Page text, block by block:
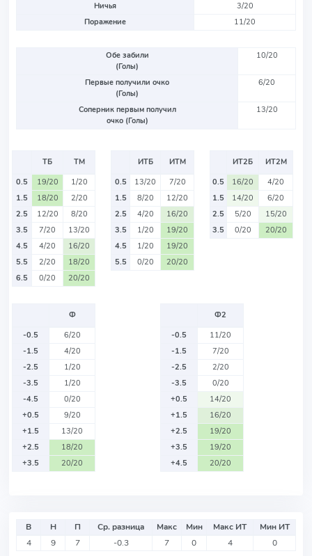
Ничья
3/20
Поражение
11/20
Обе забили
(Голы)
10/20
Первые получили очко
(Голы)
6/20
Соперник первым получил
очко (Голы)
13/20
ТБ
ТМ
0.5
19/20
1/20
1.5
18/20
2/20
2.5
12/20
8/20
3.5
7/20
13/20
4.5
4/20
16/20
5.5
2/20
18/20
6.5
0/20 20/20
ИТБ
ИТМ
0.5
13/20
7/20
1.5
8/20
12/20
2.5
4/20
16/20
3.5
1/20
19/20
4.5
1/20
19/20
5.5
0/20 20/20
ИТ2Б
ИТ2М
0.5
16/20
4/20
1.5
14/20
6/20
2.5
5/20
15/20
3.5
0/20 20/20
Ф
-0.5
6/20
-1.5
4/20
-2.5
1/20
-3.5
1/20
-4.5
0/20
+0.5
9/20
+1.5
13/20
+2.5
18/20
+3.5
20/20
Ф2
-0.5
11/20
-1.5
7/20
-2.5
2/20
-3.5
0/20
+0.5
14/20
+1.5
16/20
+2.5
19/20
+3.5
19/20
+4.5
20/20
В Н П Ср. разница Макс Мин Макс ИТ
Мин ИТ
4
9 7 -0.3 7 0 4 0